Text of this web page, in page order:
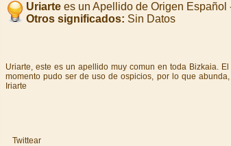
Uriartees un Apellido de Origen Español
Otros significados: Sin Datos
Uriarte, este es un apellido muy comun en toda Bizkaia.
momento pudo ser de uso de ospicios, por lo que
Iriarte
Twittear